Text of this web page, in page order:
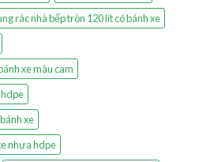
rác nhà bếp tròn 120 lít có bánh xe
xe màu cam
xe
nhựa hdpe